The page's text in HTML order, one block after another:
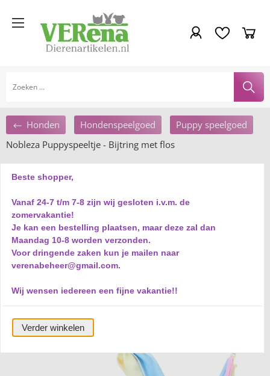
Honden Hondenspeelgoed
Puppy speelgoed
Nobleza Puppyspeeltje - Bijtring met flos
Beste shopper,
Vanaf 24-7 t/m 7-8 zijn wij gesloten i.v.m. de
zomervakantie!
Je kan een bestelling plaatsen, maar deze zal dan
Maandag 10-8 worden verzonden.
Voor dringende zaken kun je mailen naar
verenabeheer@gmail.com.
Wij wensen iedereen een fijne vakantie!!
Verder winkelen